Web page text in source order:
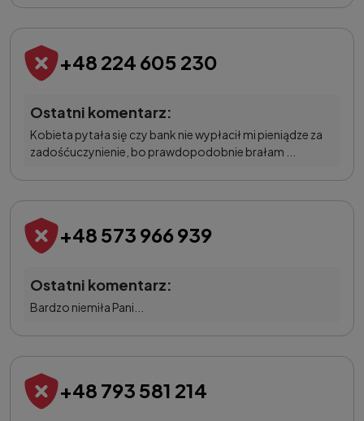
+48 224 605 230
Ostatni komentarz:
Kobieta pytała się czy bank nie wypłacił mi pieniądze za
zadośćuczynienie, bo prawdopodobnie brałam ...
+48 573 966 939
Ostatni komentarz:
Bardzo niemiła Pani...
+48 793 581 214